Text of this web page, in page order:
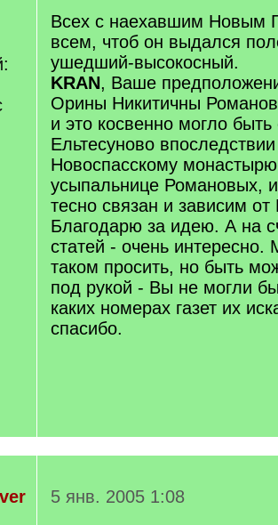
Всех с наехавшим Новым
всем, чтоб он выдался
ушедший-высокосный.
KRAN, Ваше
Орины Никитичны
и это косвенно могло
Ельтесуново
Новоспасскому
усыпальнице Романовых,
тесно связан и зависим
Благодарю за идею. А на
статей - очень интересно.
таком просить, но быть
под рукой - Вы не могли
каких номерах газет их
спасибо.
5 янв. 2005 1:08